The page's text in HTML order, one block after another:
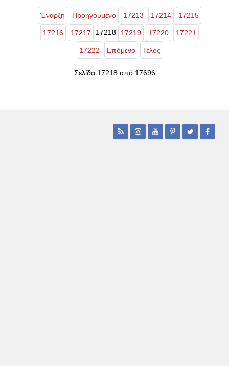
Έναρξη Προηγούμενο 17213 17214 17215
17216 17217 17218 17219 17220 17221
17222 Επόμενο Τέλος
Σελίδα 17218 από 17696